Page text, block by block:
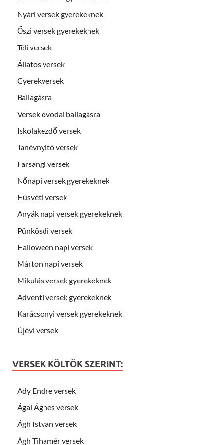
Nyári versek gyerekeknek
Őszi versek gyerekeknek
Téli versek
Állatos versek
Gyerekversek
Ballagásra
Versek óvodai ballagásra
Iskolakezdő versek
Tanévnyitó versek
Farsangi versek
Nőnapi versek gyerekeknek
Húsvéti versek
Anyák napi versek gyerekeknek
Pünkösdi versek
Halloween napi versek
Márton napi versek
Mikulás versek gyerekeknek
Adventi versek gyerekeknek
Karácsonyi versek gyerekeknek
Újévi versek
VERSEK KÖLTÖK SZERINT:
Ady Endre versek
Ágai Ágnes versek
Ágh István versek
Ágh Tihamér versek